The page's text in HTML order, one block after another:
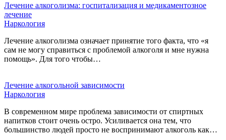
Лечение алкоголизма: госпитализация и медикаментозное
лечение
Наркология
Лечение алкоголизма означает принятие того факта, что «я
сам не могу справиться с проблемой алкоголя и мне нужна
помощь». Для того чтобы…
Лечение алкогольной зависимости
Наркология
В современном мире проблема зависимости от спиртных
напитков стоит очень остро. Усиливается она тем, что
большинство людей просто не воспринимают алкоголь как…